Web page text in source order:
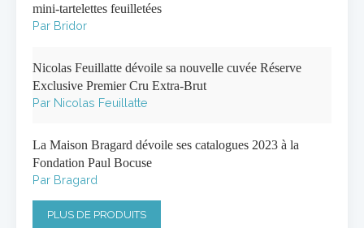
mini-tartelettes feuilletées
Par Bridor
Nicolas Feuillatte dévoile sa nouvelle cuvée Réserve
Exclusive Premier Cru Extra-Brut
Par Nicolas Feuillatte
La Maison Bragard dévoile ses catalogues 2023 à la
Fondation Paul Bocuse
Par Bragard
PLUS DE PRODUITS